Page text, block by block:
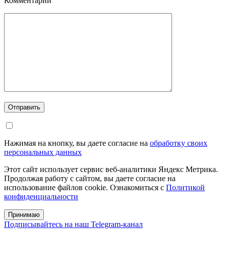
Отправить
Нажимая на кнопку, вы даете согласие на обработку своих
персональных данных
Этот сайт использует сервис веб-аналитики Яндекс Метрика.
Продолжая работу с сайтом, вы даете согласие на
использование файлов cookie. Ознакомиться с Политикой
конфиденциальности
Принимаю
Подписывайтесь на наш Telegram-канал